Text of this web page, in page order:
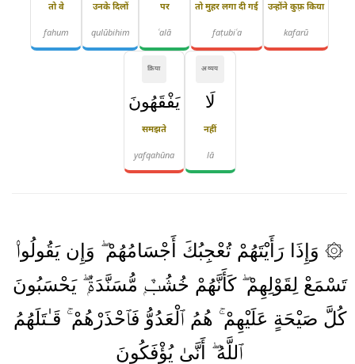
उन्होंने कुफ़्र किया
kafarū
तो मुहर लगा दी गई
faṭubiʿa
पर
ʿalā
उनके दिलों
qulūbihim
तो वे
fahum
अव्यय
لَا
नहीं
lā
क्रिया
يَفْقَهُونَ
समझते
yafqahūna
۞ وَإِذَا رَأَيْتَهُمْ تُعْجِبُكَ أَجْسَامُهُمْ ۖ وَإِن يَقُولُوا۟
تَسْمَعْ لِقَوْلِهِمْ ۖ كَأَنَّهُمْ خُشُبٌۭ مُّسَنَّدَةٌۭ ۖ يَحْسَبُونَ
كُلَّ صَيْحَةٍ عَلَيْهِمْ ۚ هُمُ ٱلْعَدُوُّ فَٱحْذَرْهُمْ ۚ قَـٰتَلَهُمُ
ٱللَّهُ ۖ أَنَّىٰ يُؤْفَكُونَ